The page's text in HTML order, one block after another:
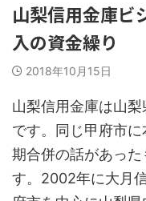
山梨信用金庫ビ
入の資金繰り
2018年10月15日
山梨信用金庫は山
です。同じ甲府市
期合併の話があっ
す。2002年に大月